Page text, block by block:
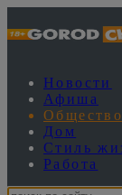
Новости
Афиша
Общество
Дом
Стиль
Работа